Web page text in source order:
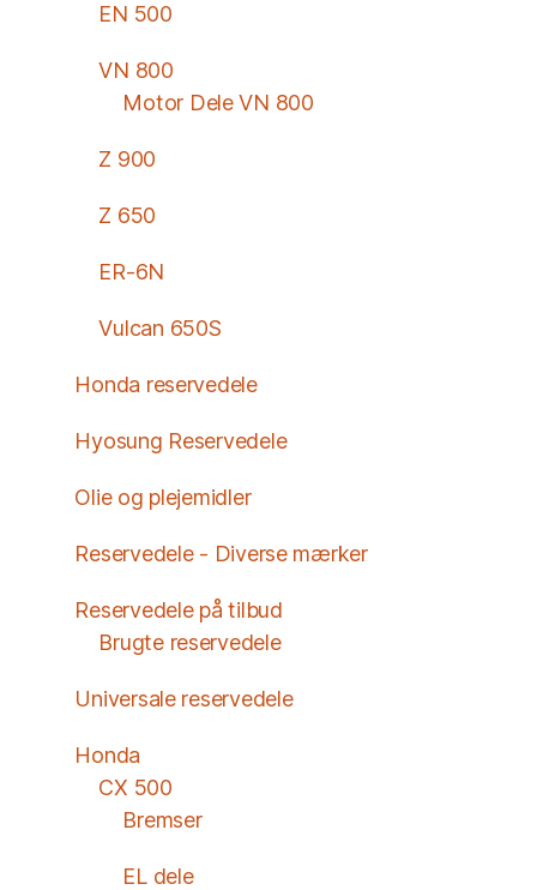
EN 500
VN 800
Motor Dele VN 800
Z 900
Z 650
ER-6N
Vulcan 650S
Honda reservedele
Hyosung Reservedele
Olie og plejemidler
Reservedele - Diverse mærker
Reservedele på tilbud
Brugte reservedele
Universale reservedele
Honda
CX 500
Bremser
EL dele